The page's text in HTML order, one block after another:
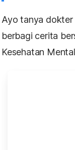
Ayo tanya
berbagi cerita
Kesehatan